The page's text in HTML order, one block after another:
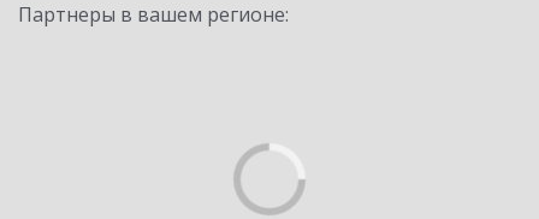
Партнеры в вашем регионе: